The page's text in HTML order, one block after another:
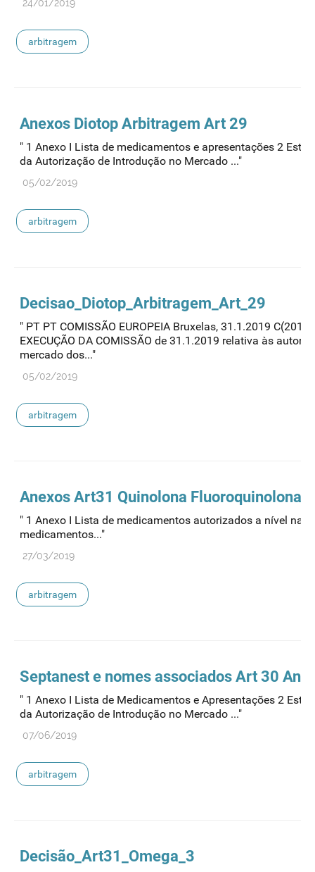
24/01/2019
arbitragem
Anexos Diotop Arbitragem Art 29
" 1 Anexo I Lista de medicamentos e apresentações 2
da Autorização de Introdução no Mercado ..."
05/02/2019
arbitragem
Decisao_Diotop_ Arbitragem _Art_29
" PT PT COMISSÃO EUROPEIA Bruxelas, 31.1.2019
EXECUÇÃO DA COMISSÃO de 31.1.2019 relativa às
mercado dos..."
05/02/2019
arbitragem
Anexos Art31 Quinolona Fluoroquinolona
" 1 Anexo I Lista de medicamentos autorizados a nível
medicamentos..."
27/03/2019
arbitragem
Septanest e nomes associados Art 30
" 1 Anexo I Lista de Medicamentos e Apresentações 2
da Autorização de Introdução no Mercado ..."
07/06/2019
arbitragem
Decisão_Art31_Omega_3